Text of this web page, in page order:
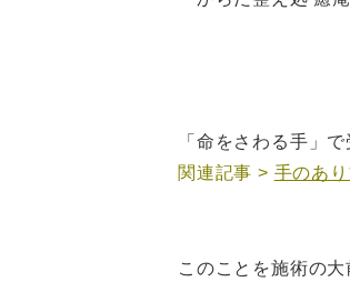
「命をさわる手」
関連記事 > 手のあ
このことを施術の